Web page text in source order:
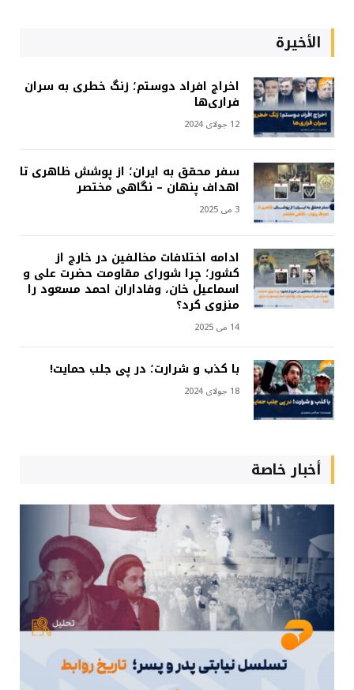
الأخيرة
اخراج افراد دوستم؛ زنگ خطری به سران
فراری‌ها
12 جولای 2024
سفر محقق به ایران؛ از پوشش ظاهری تا
اهداف پنهان – نگاهی مختصر
3 می 2025
ادامه اختلافات مخالفین در خارج از
کشور؛ چرا شورای مقاومت حضرت علی و
اسماعیل خان، وفاداران احمد مسعود را
منزوی کرد؟
14 می 2025
با کذب و شرارت؛ در پی جلب حمایت!
18 جولای 2024
أخبار خاصة